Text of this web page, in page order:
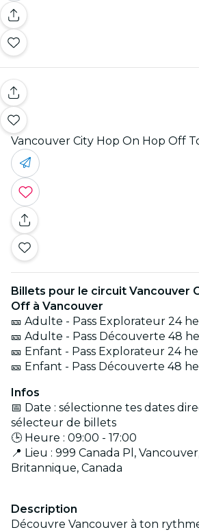
Vancouver City Hop On Hop Off
Billets pour le circuit Vancouver
Off à Vancouver
🎫 Adulte - Pass Explorateur 24
🎫 Adulte - Pass Découverte 48
🎫 Enfant - Pass Explorateur 24
🎫 Enfant - Pass Découverte 48
Infos
📅 Date : sélectionne tes dates
sélecteur de billets
🕒 Heure : 09:00 - 17:00
📍 Lieu : 999 Canada Pl,
Britannique, Canada
Description
Découvre Vancouver à ton